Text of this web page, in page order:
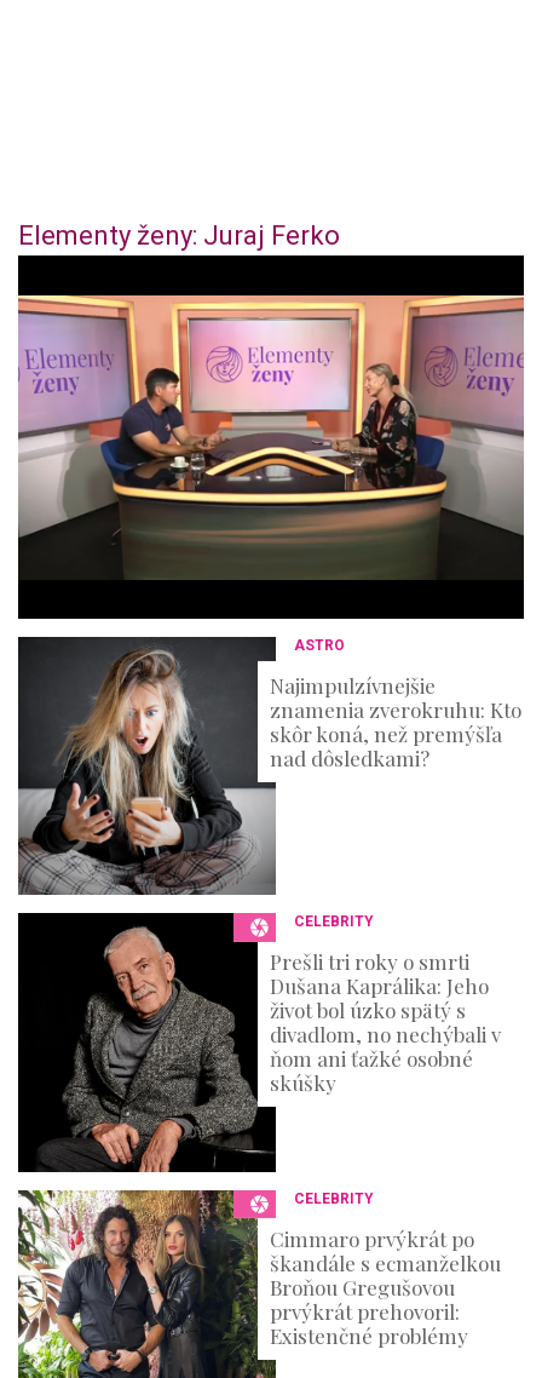
Elementy ženy: Juraj Ferko
f
4
m
i
t
e
6
ASTRO
Najimpulzívnejšie
znamenia zverokruhu: Kto
skôr koná, než premýšľa
nad dôsledkami?
CELEBRITY
Prešli tri roky o smrti
Dušana Kaprálika: Jeho
život bol úzko spätý s
divadlom, no nechýbali v
ňom ani ťažké osobné
skúšky
CELEBRITY
Cimmaro prvýkrát po
škandále s ecmanželkou
Broňou Gregušovou
prvýkrát prehovoril:
Existenčné problémy